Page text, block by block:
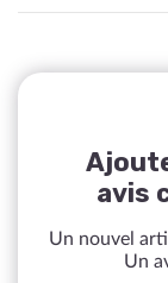
avis
Un nouvel
Un